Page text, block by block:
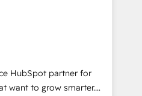
Award 🏆2014 HubSpot
HubSpot Marketplace
• Onboarding for
Content Hubs • AI voice
automation, and smart
integration •
enablement • Website
• ERP integration: SAP,
HubSpot partner for
want to grow smarter.